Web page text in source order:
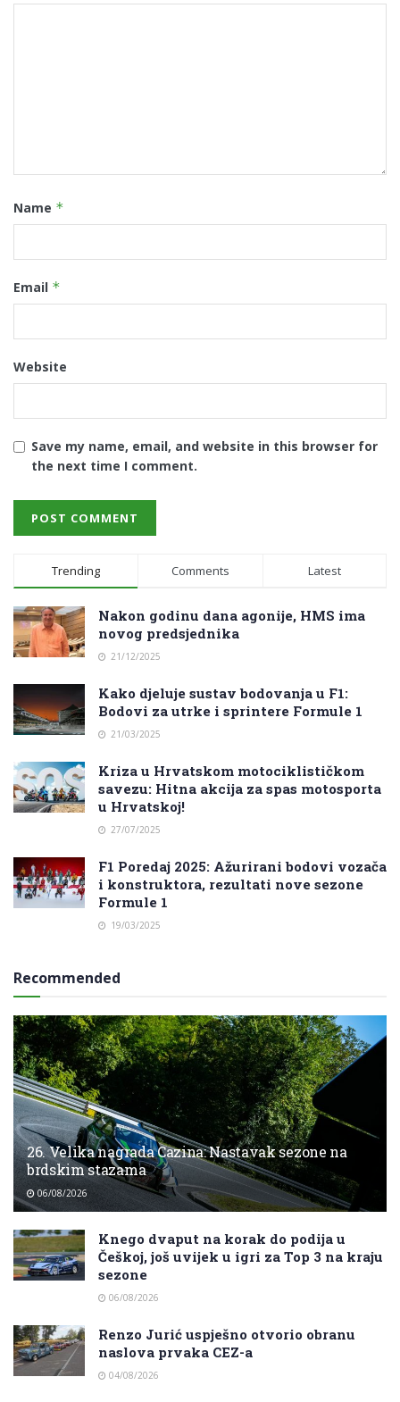
Name *
Email *
Website
Save my name, email, and website in this browser for
the next time I comment.
Trending Comments Latest
Nakon godinu dana agonije, HMS ima
novog predsjednika
21/12/2025
Kako djeluje sustav bodovanja u F1:
Bodovi za utrke i sprintere Formule 1
21/03/2025
Kriza u Hrvatskom motociklističkom
savezu: Hitna akcija za spas motosporta
u Hrvatskoj!
27/07/2025
F1 Poredaj 2025: Ažurirani bodovi vozača
i konstruktora, rezultati nove sezone
Formule 1
19/03/2025
Recommended
26. Velika nagrada Cazina: Nastavak sezone na
brdskim stazama
06/08/2026
Knego dvaput na korak do podija u
Češkoj, još uvijek u igri za Top 3 na kraju
sezone
06/08/2026
Renzo Jurić uspješno otvorio obranu
naslova prvaka CEZ-a
04/08/2026